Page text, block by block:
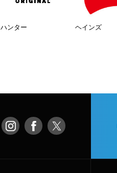
ハンター ヘインズ